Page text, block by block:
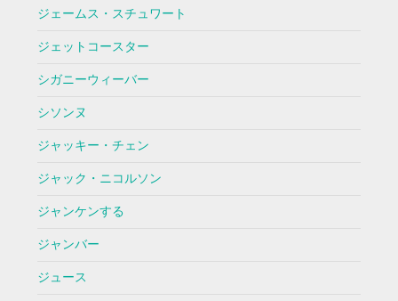
ジェームス・スチュワート
ジェットコースター
シガニーウィーバー
シソンヌ
ジャッキー・チェン
ジャック・ニコルソン
ジャンケンする
ジャンバー
ジュース